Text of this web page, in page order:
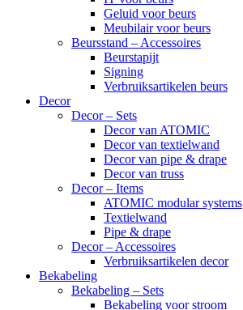
Geluid voor beurs
Meubilair voor beurs
Beursstand – Accessoires
Beurstapijt
Signing
Verbruiksartikelen beurs
Decor
Decor – Sets
Decor van ATOMIC
Decor van textielwand
Decor van pipe & drape
Decor van truss
Decor – Items
ATOMIC modular systems
Textielwand
Pipe & drape
Decor – Accessoires
Verbruiksartikelen decor
Bekabeling
Bekabeling – Sets
Bekabeling voor stroom